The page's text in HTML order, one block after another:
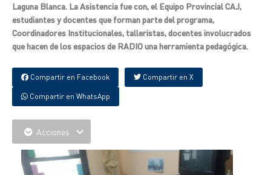
Laguna Blanca. La Asistencia fue con, el Equipo Provincial CAJ,
estudiantes y docentes que forman parte del programa,
Coordinadores Institucionales, talleristas, docentes involucrados
que hacen de los espacios de RADIO una herramienta pedagógica.
Compartir en Facebook Compartir en X
Compartir en WhatsApp
Acciones